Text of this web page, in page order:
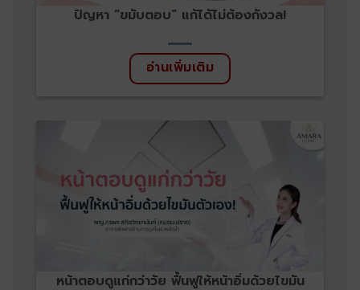
ปัญหา “ขมับตอบ” แก้ได้ไม่ต้องกังวล!
อ่านเพิ่มเติม
หน้าตอบดูแก่กว่าวัย ฟื้นฟูให้หน้าอิ่มด้วยไขมัน